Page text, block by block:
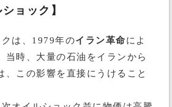
ョック】
は、1979年のイラン革命によ
当時、大量の石油をイランから
、この影響を直接にうけること